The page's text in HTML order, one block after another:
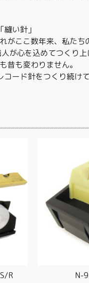
い針」
がここ数年来、私たち
が心を込めてつくり上
昔も変わりません。
ード針をつくり続けて
R N-